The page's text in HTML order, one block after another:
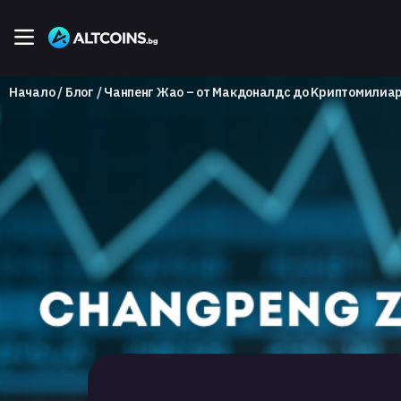
Начало Блог Чанпенг Жао – от Макдоналдс до